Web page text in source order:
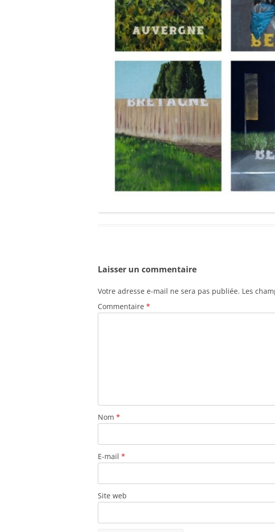
Laisser un commentaire
Votre adresse e-mail ne sera pas publiée. Les
Commentaire *
Nom *
E-mail *
Site web